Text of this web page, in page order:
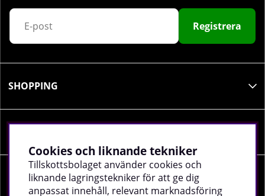
Registrera
SHOPPING
SOCIALA MEDIER
Cookies och liknande tekniker
Tillskottsbolaget använder cookies och
liknande lagringstekniker för att ge dig
anpassat innehåll, relevant marknadsföring